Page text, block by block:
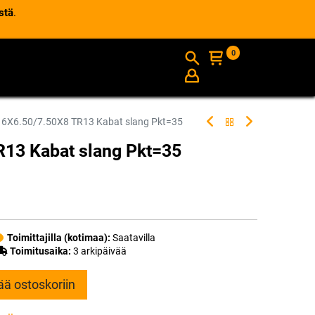
.
INFO
0
7.50X8 TR13 Kabat slang Pkt=35
Kabat slang Pkt=35
Toimittajilla (kotimaa): Saatavilla
Toimitusaika: 3 arkipäivää
ostoskoriin